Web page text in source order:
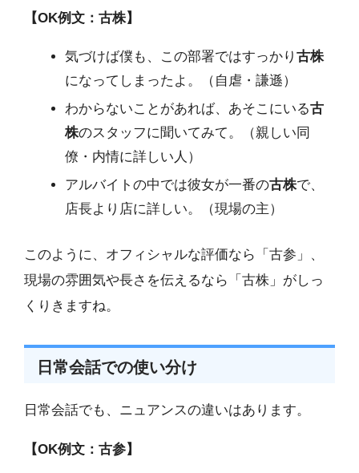
【OK例文：古株】
気づけば僕も、この部署ではすっかり 古株
になってしまったよ。（自虐・謙遜）
わからないことがあれば、あそこにいる古
株のスタッフに聞いてみて。（親しい同
僚・内情に詳しい人）
アルバイトの中では彼女が一番の古株で、
店長より店に詳しい。（現場の主）
このように、オフィシャルな評価なら「古参」、
現場の雰囲気や長さを伝えるなら「古株」がしっ
くりきますね。
日常会話での使い分け
日常会話でも、ニュアンスの違いはあります。
【OK例文：古参】